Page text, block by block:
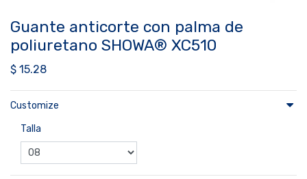
Guante anticorte con palma de
poliuretano SHOWA® XC510
$ 15.28
Customize
Talla